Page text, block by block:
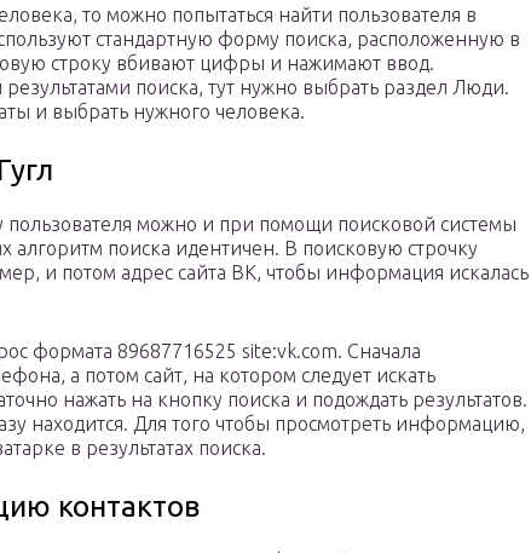
то можно попытаться найти пользователя в
стандартную форму поиска, расположенную в
строку вбивают цифры и нажимают ввод.
поиска, тут нужно выбрать раздел Люди.
и выбрать нужного человека.
пользователя можно и при помощи поисковой системы
алгоритм поиска идентичен. В поисковую строчку
и потом адрес сайта ВК, чтобы информация искалась
формата 89687716525 site:vk.com. Сначала
а потом сайт, на котором следует искать
нажать на кнопку поиска и подождать результатов.
находится. Для того чтобы просмотреть информацию,
в результатах поиска.
контактов